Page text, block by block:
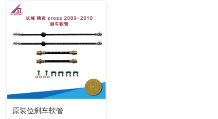
原装位刹车软管